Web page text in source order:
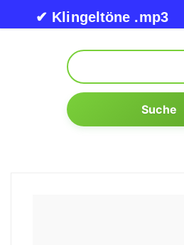
Skip to content✔ Klingeltöne .mp3
Suche